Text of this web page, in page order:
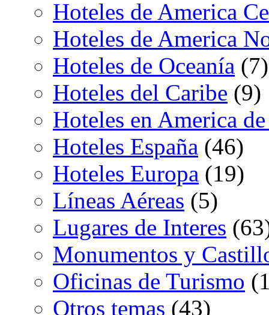
Hoteles de America
Hoteles de America
Hoteles de Oceanía (7)
Hoteles del Caribe (9)
Hoteles en America
Hoteles España (46)
Hoteles Europa (19)
Líneas Aéreas (5)
Lugares de Interes
Monumentos y
Oficinas de Turismo
Otros temas (43)